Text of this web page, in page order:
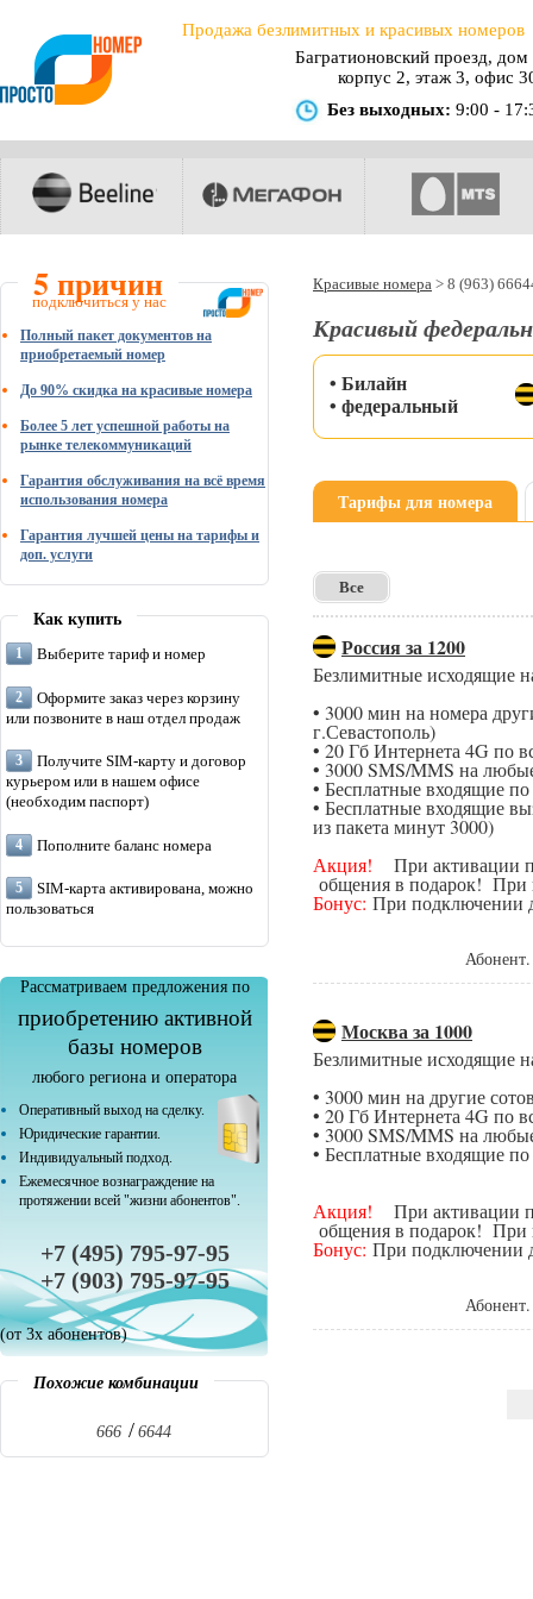
Продажа безлимитных и красивых номеров
Багратионовский проезд, дом
корпус 2, этаж 3, офис
Без выходных: 9:00 -
5 причин
подключиться у нас
Полный пакет документов на
приобретаемый номер
До 90% скидка на красивые номера
Более 5 лет успешной работы на
рынке телекоммуникаций
Гарантия обслуживания на всё время
использования номера
Гарантия лучшей цены на тарифы и
доп. услуги
Как купить
Выберите тариф и номер
Оформите заказ через корзину
или позвоните в наш отдел продаж
Получите SIM-карту и договор
курьером или в нашем офисе
(необходим паспорт)
Пополните баланс номера
SIM-карта активирована, можно
пользоваться
Рассматриваем предложения по
приобретению активной
базы номеров
любого региона и оператора
Оперативный выход на сделку.
Юридические гарантии.
Индивидуальный подход.
Ежемесячное вознаграждение на
протяжении всей "жизни абонентов".
+7 (495) 795-97-95
+7 (903) 795-97-95
(от 3х абонентов)
Похожие комбинации
666 6644
Красивые номера > 8 (963)
Красивый
• Билайн
• федеральный
Тарифы для номера
Все
Россия за 1200
Безлимитные исходящие
• 3000 мин на номера
г.Севастополь)
• 20 Гб Интернета 4G по
• 3000 SMS/MMS на
• Бесплатные входящие
• Бесплатные входящие
из пакета минут 3000)
Акция! При активации
общения в подарок! При
Бонус: При подключении
Москва за 1000
Безлимитные исходящие
• 3000 мин на другие
• 20 Гб Интернета 4G по
• 3000 SMS/MMS на
• Бесплатные входящие
Акция! При активации
общения в подарок! При
Бонус: При подключении